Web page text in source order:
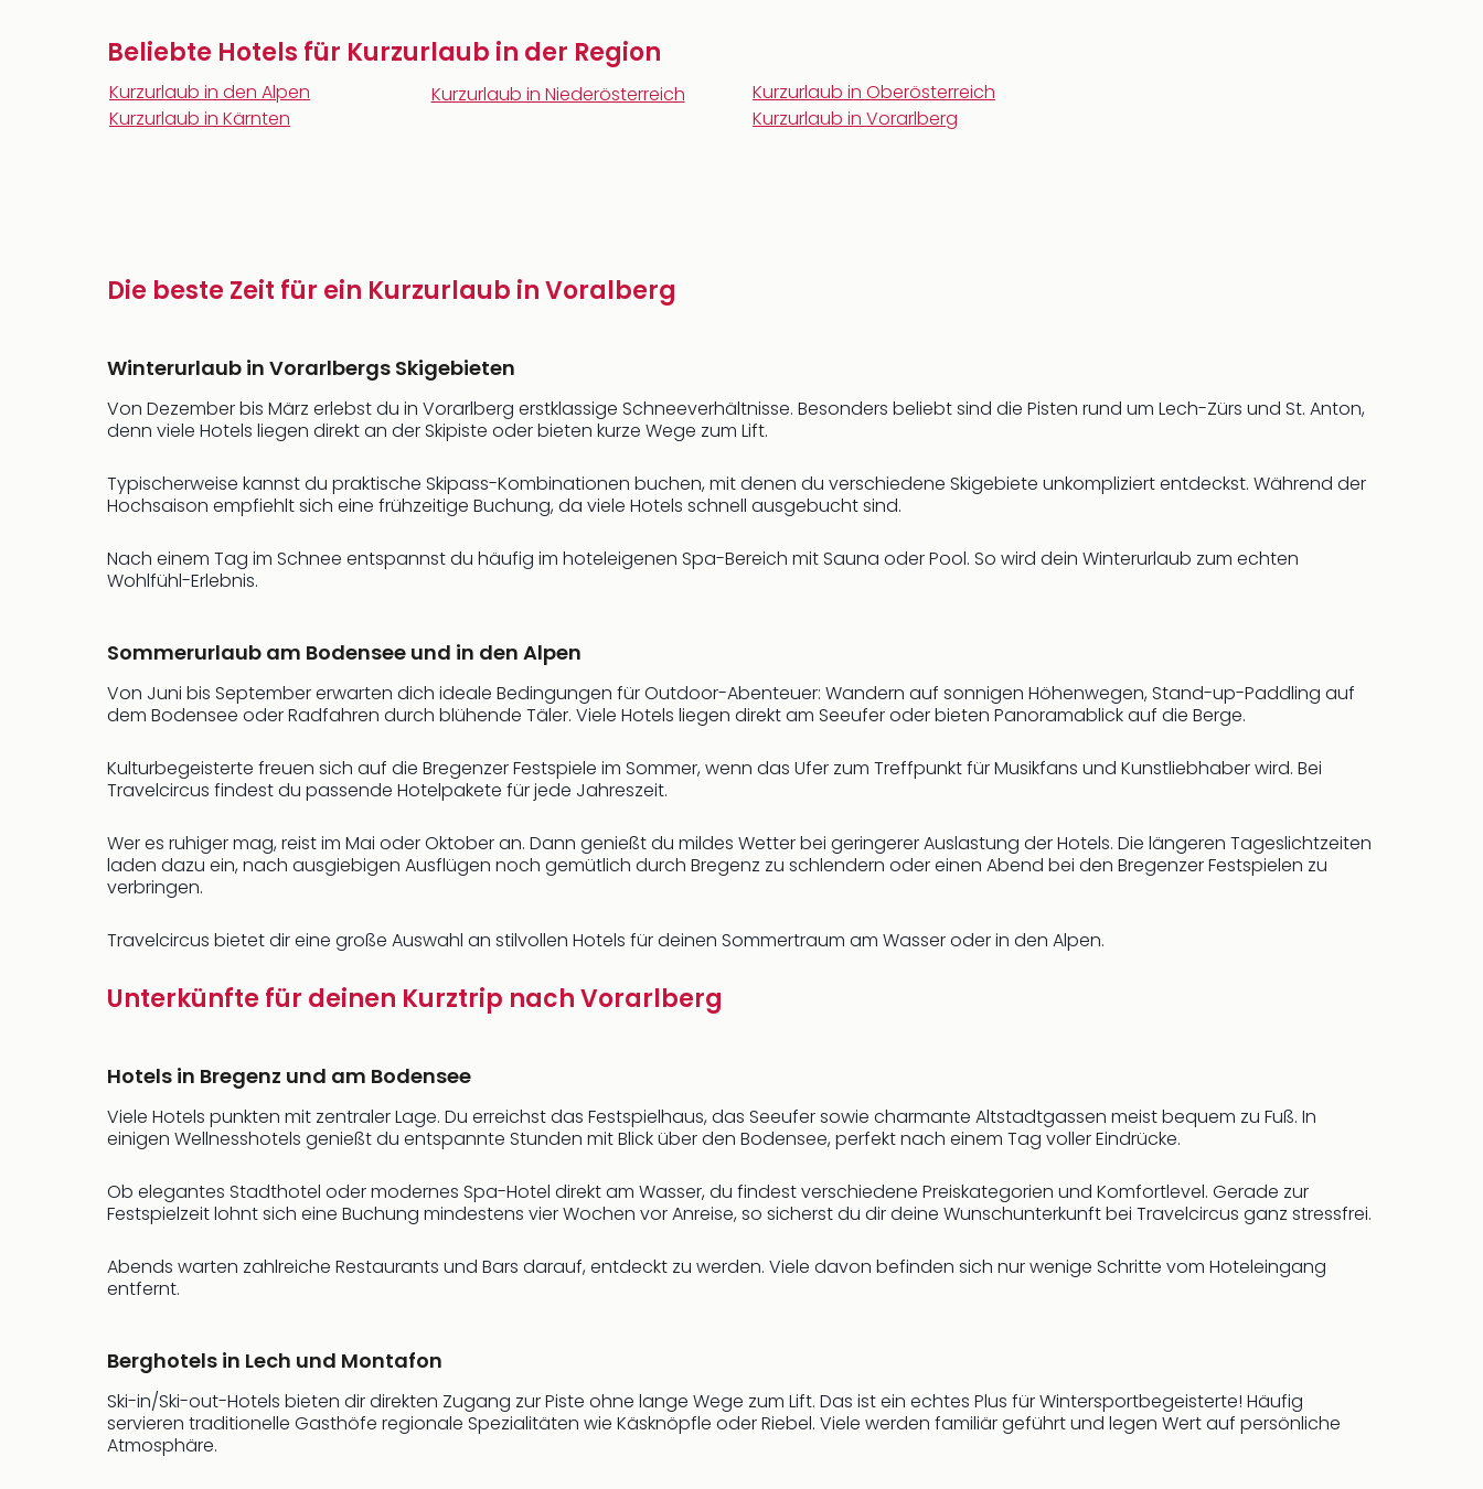
Beliebte Hotels für Kurzurlaub in der Region
Kurzurlaub in den Alpen
Kurzurlaub in Kärnten
Kurzurlaub in Niederösterreich
Kurzurlaub in Oberösterreich
Kurzurlaub in Vorarlberg
Die beste Zeit für ein Kurzurlaub in Voralberg
Winterurlaub in Vorarlbergs Skigebieten
Von Dezember bis März erlebst du in Vorarlberg erstklassige Schneeverhältnisse. Besonders beliebt sind die Pisten rund um Lech-Zürs und St. Anton,
denn viele Hotels liegen direkt an der Skipiste oder bieten kurze Wege zum Lift.
Typischerweise kannst du praktische Skipass-Kombinationen buchen, mit denen du verschiedene Skigebiete unkompliziert entdeckst. Während der
Hochsaison empfiehlt sich eine frühzeitige Buchung, da viele Hotels schnell ausgebucht sind.
Nach einem Tag im Schnee entspannst du häufig im hoteleigenen Spa-Bereich mit Sauna oder Pool. So wird dein Winterurlaub zum echten
Wohlfühl-Erlebnis.
Sommerurlaub am Bodensee und in den Alpen
Von Juni bis September erwarten dich ideale Bedingungen für Outdoor-Abenteuer: Wandern auf sonnigen Höhenwegen, Stand-up-Paddling auf
dem Bodensee oder Radfahren durch blühende Täler. Viele Hotels liegen direkt am Seeufer oder bieten Panoramablick auf die Berge.
Kulturbegeisterte freuen sich auf die Bregenzer Festspiele im Sommer, wenn das Ufer zum Treffpunkt für Musikfans und Kunstliebhaber wird. Bei
Travelcircus findest du passende Hotelpakete für jede Jahreszeit.
Wer es ruhiger mag, reist im Mai oder Oktober an. Dann genießt du mildes Wetter bei geringerer Auslastung der Hotels. Die längeren Tageslichtzeiten
laden dazu ein, nach ausgiebigen Ausflügen noch gemütlich durch Bregenz zu schlendern oder einen Abend bei den Bregenzer Festspielen zu
verbringen.
Travelcircus bietet dir eine große Auswahl an stilvollen Hotels für deinen Sommertraum am Wasser oder in den Alpen.
Unterkünfte für deinen Kurztrip nach Vorarlberg
Hotels in Bregenz und am Bodensee
Viele Hotels punkten mit zentraler Lage. Du erreichst das Festspielhaus, das Seeufer sowie charmante Altstadtgassen meist bequem zu Fuß. In
einigen Wellnesshotels genießt du entspannte Stunden mit Blick über den Bodensee, perfekt nach einem Tag voller Eindrücke.
Ob elegantes Stadthotel oder modernes Spa-Hotel direkt am Wasser, du findest verschiedene Preiskategorien und Komfortlevel. Gerade zur
Festspielzeit lohnt sich eine Buchung mindestens vier Wochen vor Anreise, so sicherst du dir deine Wunschunterkunft bei Travelcircus ganz stressfrei.
Abends warten zahlreiche Restaurants und Bars darauf, entdeckt zu werden. Viele davon befinden sich nur wenige Schritte vom Hoteleingang
entfernt.
Berghotels in Lech und Montafon
Ski-in/Ski-out-Hotels bieten dir direkten Zugang zur Piste ohne lange Wege zum Lift. Das ist ein echtes Plus für Wintersportbegeisterte! Häufig
servieren traditionelle Gasthöfe regionale Spezialitäten wie Käsknöpfle oder Riebel. Viele werden familiär geführt und legen Wert auf persönliche
Atmosphäre.